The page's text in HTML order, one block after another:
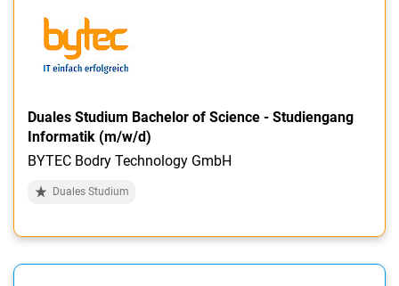
Duales Studium Bachelor of Science - Studiengang
Informatik (m/w/d)
BYTEC Bodry Technology GmbH
Duales Studium